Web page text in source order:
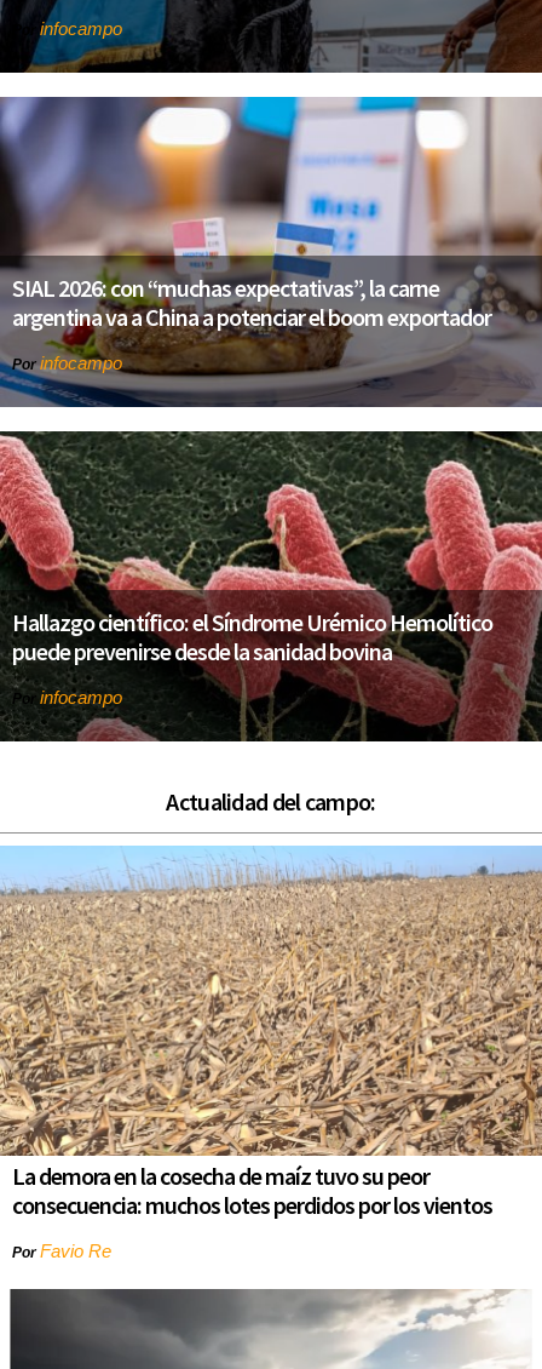
infocampo
SIAL 2026: con “muchas expectativas”, la carne
argentina va a China a potenciar el boom exportador
Porinfocampo
Hallazgo científico: el Síndrome Urémico Hemolítico
puede prevenirse desde la sanidad bovina
Por infocampo
Actualidad del campo:
La demora en la cosecha de maíz tuvo su peor
consecuencia: muchos lotes perdidos por los vientos
PorFavio Re